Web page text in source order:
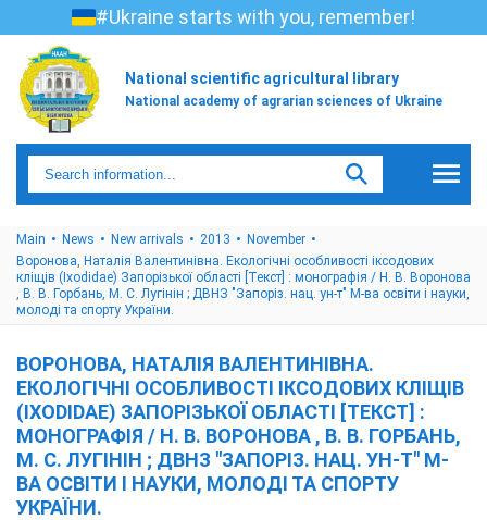
#Ukraine starts with you, remember!
National scientific agricultural library
National academy of agrarian sciences of Ukraine
Main News New arrivals 2013
November
Воронова, Наталія Валентинівна. Екологічні особливості іксодових
кліщів (Іxodidae) Запорізької області [Текст] : монографія / Н. В. Воронова
, В. В. Горбань, М. С. Лугінін ; ДВНЗ "Запоріз. нац. ун-т" М-ва освіти і науки,
молоді та спорту України.
ВОРОНОВА, НАТАЛІЯ ВАЛЕНТИНІВНА.
ЕКОЛОГІЧНІ ОСОБЛИВОСТІ ІКСОДОВИХ КЛІЩІВ
(ІXODIDAE) ЗАПОРІЗЬКОЇ ОБЛАСТІ [ТЕКСТ] :
МОНОГРАФІЯ / Н. В. ВОРОНОВА , В. В. ГОРБАНЬ,
М. С. ЛУГІНІН ; ДВНЗ "ЗАПОРІЗ. НАЦ. УН-Т" М-
ВА ОСВІТИ І НАУКИ, МОЛОДІ ТА СПОРТУ
УКРАЇНИ.